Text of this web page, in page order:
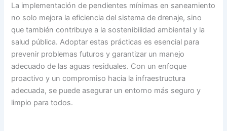
La implementación de pendientes mínimas en saneamiento
no solo mejora la eficiencia del sistema de drenaje, sino
que también contribuye a la sostenibilidad ambiental y la
salud pública. Adoptar estas prácticas es esencial para
prevenir problemas futuros y garantizar un manejo
adecuado de las aguas residuales. Con un enfoque
proactivo y un compromiso hacia la infraestructura
adecuada, se puede asegurar un entorno más seguro y
limpio para todos.